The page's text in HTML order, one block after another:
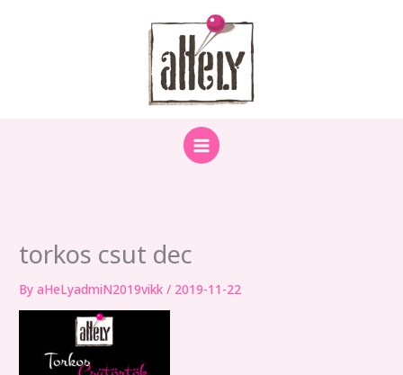
torkos csut dec
ByaHeLyadmiN2019vikk/ 2019-11-22